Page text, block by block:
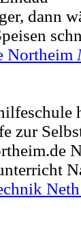
dann
Northeim
zur